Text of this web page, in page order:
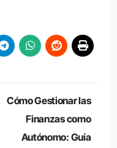
Cómo Gestionar las
Finanzas como
Autónomo: Guía